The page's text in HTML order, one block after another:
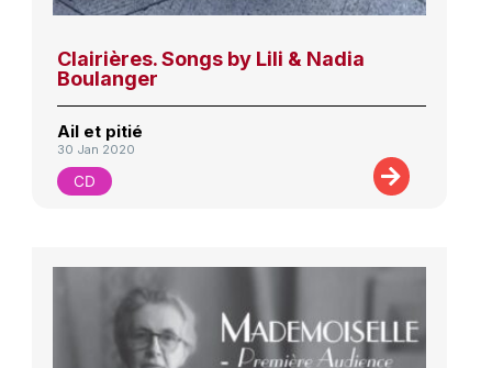
Clairières. Songs by Lili & Nadia
Boulanger
Ail et pitié
30 Jan 2020
CD